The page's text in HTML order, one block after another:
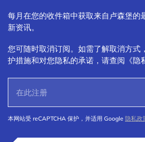
每月在您的收件箱中获取来自卢森堡的
新资讯。
您可随时取消订阅。如需了解取消方式
护措施和对您隐私的承诺，请查阅《隐
本网站受 reCAPTCHA 保护，并适用 Google 隐私政